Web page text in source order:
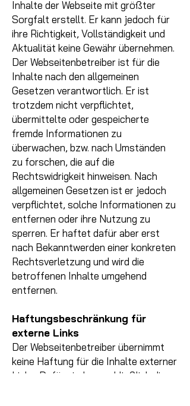
Inhalte der Webseite mit größter
Sorgfalt erstellt. Er kann jedoch für
ihre Richtigkeit, Vollständigkeit und
Aktualität keine Gewähr übernehmen.
DerWebseitenbetreiber ist für die
Inhalte nach den allgemeinen
Gesetzen verantwortlich. Er ist
trotzdem nicht verpflichtet,
übermittelte oder gespeicherte
fremde Informationen zu
überwachen, bzw. nach Umständen
zu forschen, die auf die
Rechtswidrigkeit hinweisen. Nach
allgemeinen Gesetzen ist er jedoch
verpflichtet, solche Informationen zu
entfernen oder ihre Nutzung zu
sperren. Er haftet dafür aber erst
nach Bekanntwerden einer konkreten
Rechtsverletzung und wird die
betroffenen Inhalte umgehend
entfernen.
Haftungsbeschränkung für
externe Links
Der Webseitenbetreiber übernimmt
keine Haftung für die Inhalte externer
Links. Dafür sind ausschließlich die